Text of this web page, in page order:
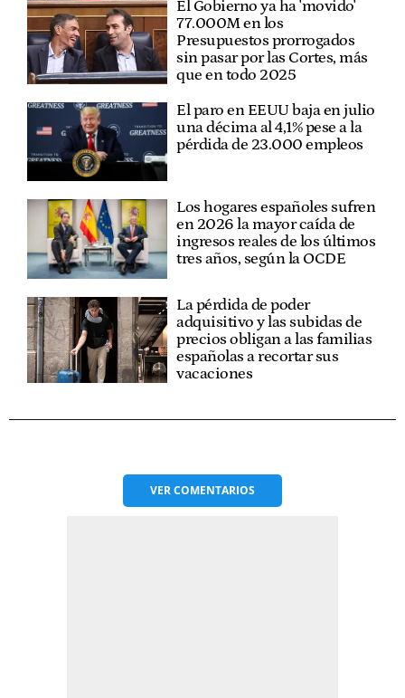
El Gobierno ya ha 'movido'
77.000M en los
Presupuestos prorrogados
sin pasar por las Cortes, más
que en todo 2025
El paro en EEUU baja en julio
una décima al 4,1% pese a la
pérdida de 23.000 empleos
Los hogares españoles sufren
en 2026 la mayor caída de
ingresos reales de los últimos
tres años, según la OCDE
La pérdida de poder
adquisitivo y las subidas de
precios obligan a las familias
españolas a recortar sus
vacaciones
VERCOMENTARIOS